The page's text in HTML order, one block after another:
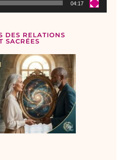
04:17
DES RELATIONS
SACRÉES